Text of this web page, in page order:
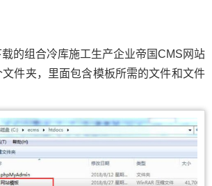
的组合冷库施工生产企业帝国CMS网站
件夹，里面包含模板所需的文件和文件